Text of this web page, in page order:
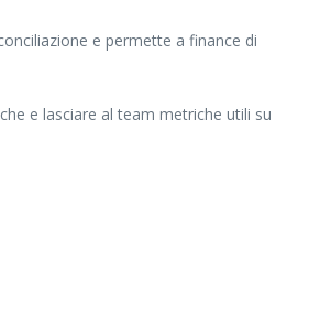
e permette a finance di
e lasciare al team metriche utili su